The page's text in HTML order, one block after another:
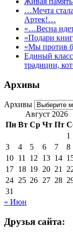
…Мечта
Артек!…
«…Весна
«Подари
«Мы против
Единый
традиции,
Архивы
Архивы
Август 2026
Пн Вт Ср Чт Пт
1
3
4 5 6 7 8
10 11 12 13 14
17 18 19 20 21
24 25 26 27 28
31
« Июн
Друзья сайта: